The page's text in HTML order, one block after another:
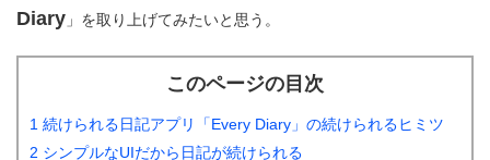
Diary 」を取り上げてみたいと思う。
このページの目次
1 続けられる日記アプリ「Every Diary」の続けられるヒミツ
2 シンプルなUIだから日記が続けられる